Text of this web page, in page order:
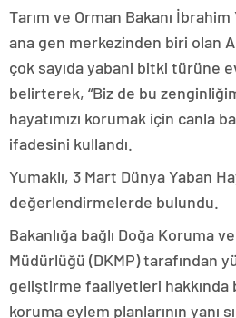
Tarım ve Orman Bakanı
ana gen merkezinden biri olan
çok sayıda yabani bitki türüne
belirterek, “Biz de bu
hayatımızı korumak için canla
ifadesini kullandı.
Yumaklı, 3 Mart Dünya Yaban
değerlendirmelerde bulundu.
Bakanlığa bağlı Doğa Koruma
Müdürlüğü (DKMP) tarafından
geliştirme faaliyetleri hakkında
koruma eylem planlarının yanı